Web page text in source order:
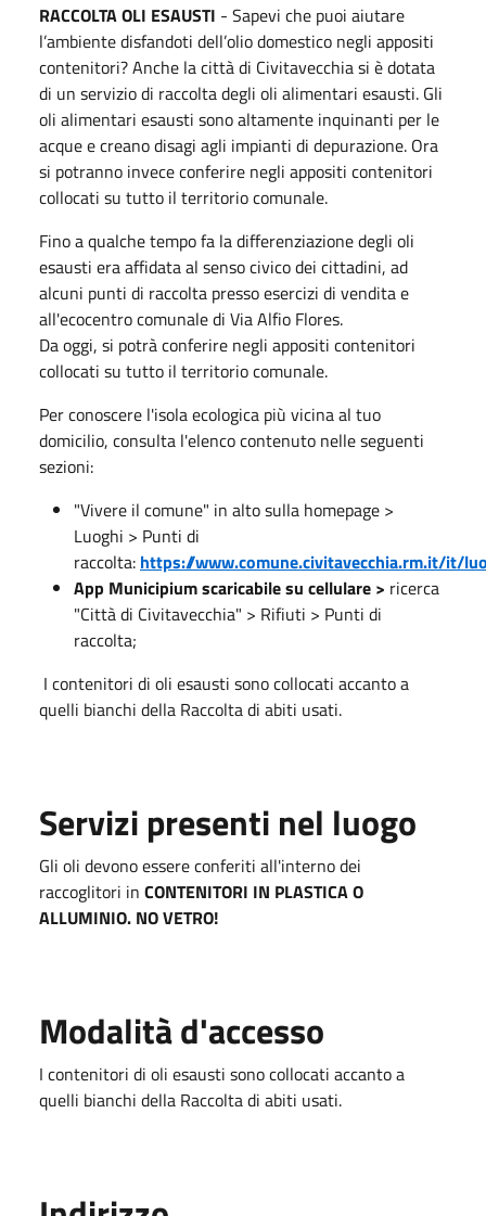
RACCOLTA OLI ESAUSTI - Sapevi che puoi aiutare
l’ambiente disfandoti dell’olio domestico negli appositi
contenitori? Anche la città di Civitavecchia si è dotata
di un servizio di raccolta degli oli alimentari esausti. Gli
oli alimentari esausti sono altamente inquinanti per le
acque e creano disagi agli impianti di depurazione. Ora
si potranno invece conferire negli appositi contenitori
collocati su tutto il territorio comunale.
Fino a qualche tempo fa la differenziazione degli oli
esausti era affidata al senso civico dei cittadini, ad
alcuni punti di raccolta presso esercizi di vendita e
all'ecocentro comunale di Via Alfio Flores.
Da oggi, si potrà conferire negli appositi contenitori
collocati su tutto il territorio comunale.
Per conoscere l'isola ecologica più vicina al tuo
domicilio, consulta l'elenco contenuto nelle seguenti
sezioni:
"Vivere il comune" in alto sulla homepage >
Luoghi > Punti di
raccolta: https://www.comune.civitavecchia.rm.it/it/
App Municipium scaricabile su cellulare > ricerca
"Città di Civitavecchia" > Rifiuti > Punti di
raccolta;
I contenitori di oli esausti sono collocati accanto a
quelli bianchi della Raccolta di abiti usati.
Servizi presenti nel luogo
Gli oli devono essere conferiti all'interno dei
raccoglitori in CONTENITORI IN PLASTICA O
ALLUMINIO. NO VETRO!
Modalità d'accesso
I contenitori di oli esausti sono collocati accanto a
quelli bianchi della Raccolta di abiti usati.